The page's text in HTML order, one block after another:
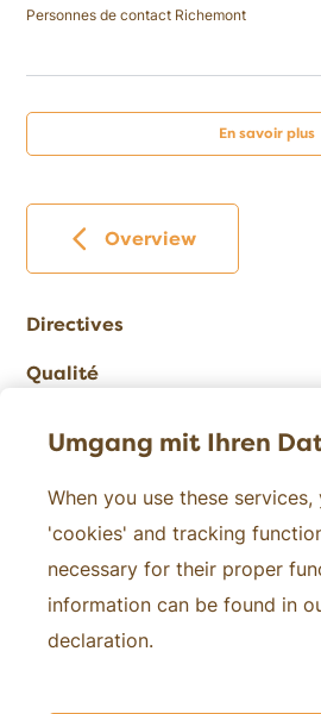
Personnes de contact Richemont
En savoir plus
Overview
Directives
Qualité
Contact
À propos de nous
Médias
Umgang mit Ihren
When you use these
'cookies' and tracking
necessary for their proper
information can be found in
declaration.